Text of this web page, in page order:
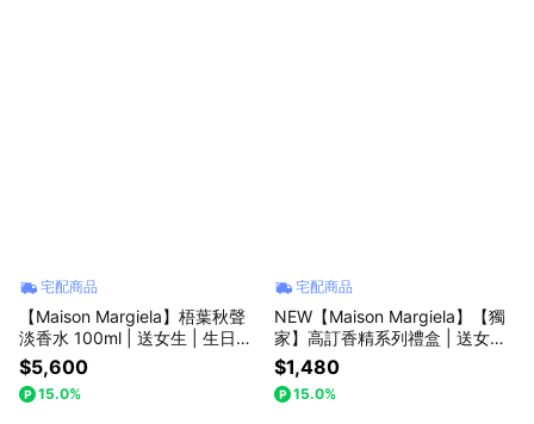
宅配商品
【Maison Margiela】梧葉秋聲
淡香水 100ml | 送女生 | 生日禮
物 | 七夕情人節
$5,600
15.0%
宅配商品
NEW【Maison Margiela】【獨
家】高訂香精系列禮盒 | 送女生
| 送男生 | 生日禮物 | 父親節 | 七
夕情人節
$1,480
15.0%